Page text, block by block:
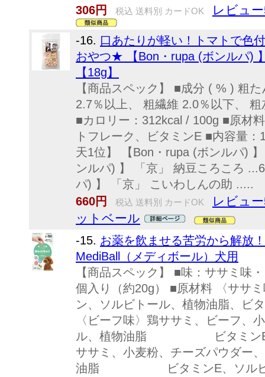
306円
税込 送料別 カードOK レビュ
-16. 口あたりが軽い！トマトで色
おやつ★ 【Bon・rupa (ボンルパ)
【18g】
【商品スペック】 ■成分 ( % ) 粗
2.7％以上、 粗繊維 2.0％以下、
■カロリー：312kcal / 100g ■原材
トフレーク、ビタミンE ■内容量
天1位】 【Bon・rupa (ボンルパ)
ンルパ) 】 「京」 納豆ころころ
パ) 】 「京」 こいわしんの助 .....
660円
税込 送料別 カードOK
レビュ
ットベール
-15. お薬を飲ませる苦労から解
MediBall（メディボール）犬用
【商品スペック】 ■味：ササミ味
個入り（約20g） ■原材料 〈ササ
ン、ソルビトール、植物油
〈ビーフ味〉鶏ササミ、ビーフ、
ル、植物油脂 ビタミンE、
ササミ、小麦粉、チーズパウダー
油脂 ビタミンE、ソルビン